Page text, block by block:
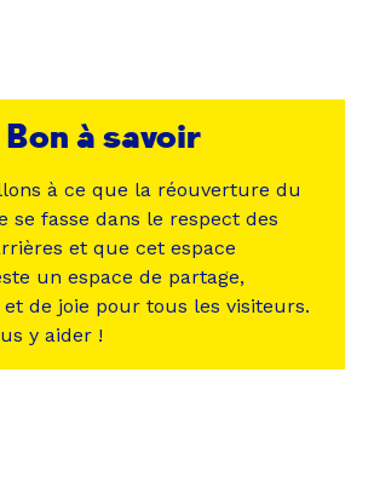
Bon à savoir
à ce que la réouverture du
se fasse dans le respect des
et que cet espace
un espace de partage,
et de joie pour tous les visiteurs.
y aider !